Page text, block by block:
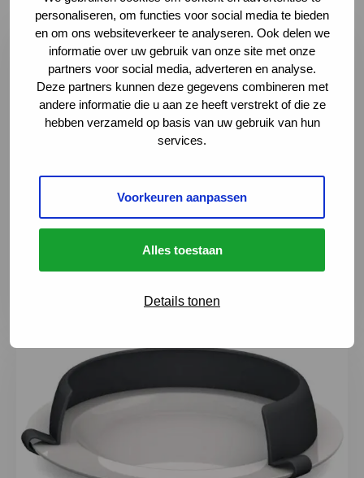
personaliseren, om functies voor social media te bieden
en om ons websiteverkeer te analyseren. Ook delen we
informatie over uw gebruik van onze site met onze
partners voor social media, adverteren en analyse.
Deze partners kunnen deze gegevens combineren met
andere informatie die u aan ze heeft verstrekt of die ze
hebben verzameld op basis van uw gebruik van hun
services.
Voorkeuren aanpassen
Alles toestaan
Details tonen
Draaibaar thee-ei
Handig thee-ei met lange lepelsteel. Vullen voor
een heerlijke kop thee: thee-ei opendraaien +
thee scheppen +...
Lees meer over Draaibaar thee-ei